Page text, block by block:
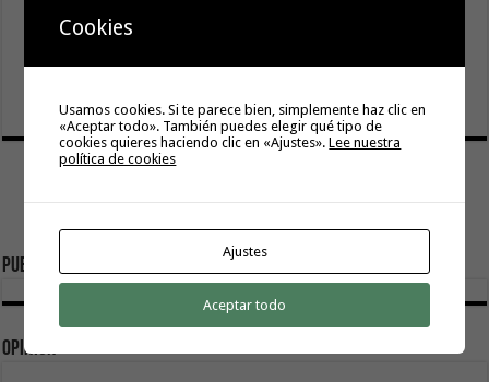
de La Rajita con la pavimentación de los aparcamientos
Publicidad
Opinión
Cookies
Usamos cookies. Si te parece bien, simplemente haz clic en
«Aceptar todo». También puedes elegir qué tipo de
cookies quieres haciendo clic en «Ajustes».Lee nuestra
política de cookies
Ajustes
Aceptar todo